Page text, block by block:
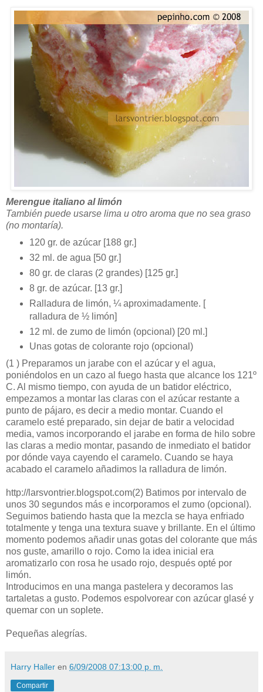
Merengue italiano al limón
También puede usarse lima u otro aroma que no sea graso
(no montaría).
120 gr. de azúcar [188 gr.]
32 ml. de agua [50 gr.]
80 gr. de claras (2 grandes) [125 gr.]
8 gr. de azúcar. [13 gr.]
Ralladura de limón, ¼ aproximadamente. [
ralladura de ½ limón]
12 ml. de zumo de limón (opcional) [20 ml.]
Unas gotas de colorante rojo (opcional)
(1 ) Preparamos un jarabe con el azúcar y el agua,
poniéndolos en un cazo al fuego hasta que alcance los 121º
C. Al mismo tiempo, con ayuda de un batidor eléctrico,
empezamos a montar las claras con el azúcar restante a
punto de pájaro, es decir a medio montar. Cuando el
caramelo esté preparado, sin dejar de batir a velocidad
media, vamos incorporando el jarabe en forma de hilo sobre
las claras a medio montar, pasando de inmediato el batidor
por dónde vaya cayendo el caramelo. Cuando se haya
acabado el caramelo añadimos la ralladura de limón.
http://larsvontrier.blogspot.com(2) Batimos por intervalo de
unos 30 segundos más e incorporamos el zumo (opcional).
Seguimos batiendo hasta que la mezcla se haya enfriado
totalmente y tenga una textura suave y brillante. En el último
momento podemos añadir unas gotas del colorante que más
nos guste, amarillo o rojo. Como la idea inicial era
aromatizarlo con rosa he usado rojo, después opté por
limón.
Introducimos en una manga pastelera y decoramos las
tartaletas a gusto. Podemos espolvorear con azúcar glasé y
quemar con un soplete.
Pequeñas alegrías.
Harry Haller en 6/09/2008 07:13:00 p. m.
Compartir